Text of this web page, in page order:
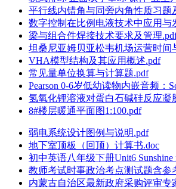
平行线内错角与同旁内角性质习题
数字控制在比例电液技术中应用与
梁与组合件焊接技术要求及管理
坦桑尼亚姆贝亚松韦机场运营时间
VHA模型结构及其应用概述.pdf
常见量单位换算与计算题.pdf
Pearson 0-6岁低幼读物内嵌音频：
氢氧化锂溶液对蛋白石碱硅反应凝
8#楼层暖通平面图1:100.pdf
弱电系统设计图例与说明.pdf
地下室顶板（回顶）计算书.doc
初中英语八年级下册Unit6
教师考试时事政治考点测试题含参
内蒙古自治区最新政府采购评审专